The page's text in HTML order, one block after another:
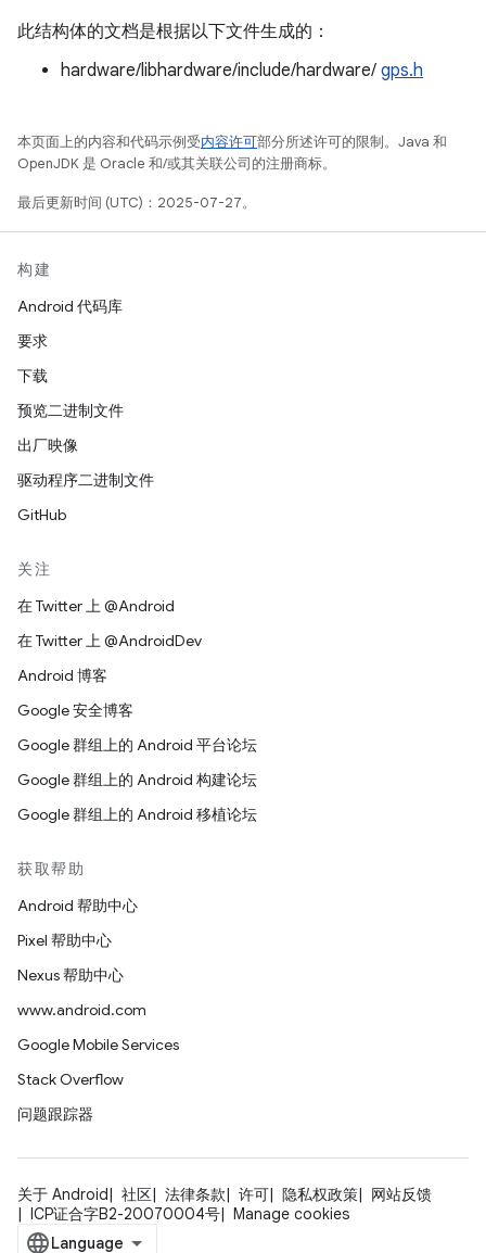
此结构体的文档是根据以下文件生成的：
hardware/libhardware/include/hardware/ gps.h
本页面上的内容和代码示例受内容许可部分所述许可的限制。Java 和
OpenJDK 是 Oracle 和/或其关联公司的注册商标。
最后更新时间 (UTC)：2025-07-27。
构建
Android 代码库
要求
下载
预览二进制文件
出厂映像
驱动程序二进制文件
GitHub
关注
在 Twitter 上 @Android
在 Twitter 上 @AndroidDev
Android 博客
Google 安全博客
Google 群组上的 Android 平台论坛
Google 群组上的 Android 构建论坛
Google 群组上的 Android 移植论坛
获取帮助
Android 帮助中心
Pixel 帮助中心
Nexus 帮助中心
www.android.com
Google Mobile Services
Stack Overflow
问题跟踪器
关于 Android 社区 法律条款 许可 隐私权政策
网站反馈
ICP证合字B2-20070004号
Manage cookies